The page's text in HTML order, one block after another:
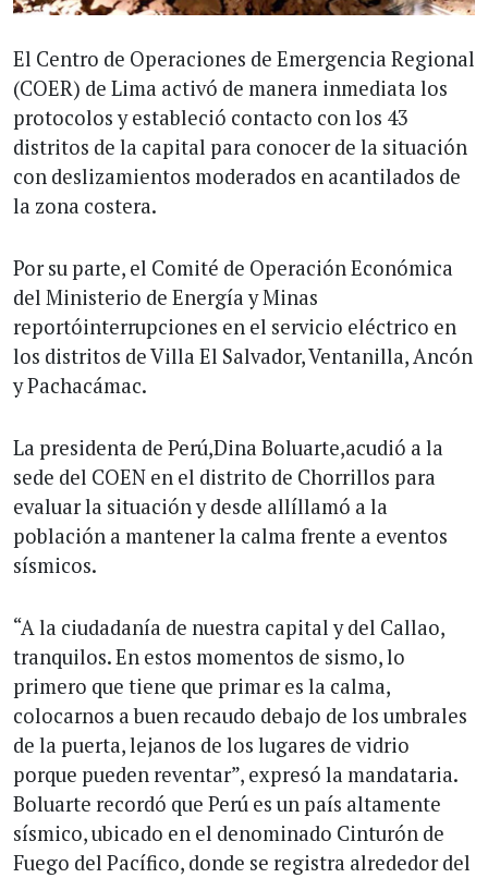
El Centro de Operaciones de Emergencia Regional
(COER) de Lima activó de manera inmediata los
protocolos y estableció contacto con los 43
distritos de la capital para conocer de la situación
con deslizamientos moderados en acantilados de
la zona costera.
Por su parte, el Comité de Operación Económica
del Ministerio de Energía y Minas
reportóinterrupciones en el servicio eléctrico en
los distritos de Villa El Salvador, Ventanilla, Ancón
y Pachacámac.
La presidenta de Perú,Dina Boluarte,acudió a la
sede del COEN en el distrito de Chorrillos para
evaluar la situación y desde allíllamó a la
población a mantener la calma frente a eventos
sísmicos.
“A la ciudadanía de nuestra capital y del Callao,
tranquilos. En estos momentos de sismo, lo
primero que tiene que primar es la calma,
colocarnos a buen recaudo debajo de los umbrales
de la puerta, lejanos de los lugares de vidrio
porque pueden reventar”, expresó la mandataria.
Boluarte recordó que Perú es un país altamente
sísmico, ubicado en el denominado Cinturón de
Fuego del Pacífico, donde se registra alrededor del